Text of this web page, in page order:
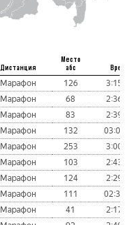
Дистанция
Место
абс
Время
Марафон 126
Марафон 68
Марафон 83
Марафон 132
Марафон 253
Марафон 103
Марафон 124
Марафон 111
Марафон 41